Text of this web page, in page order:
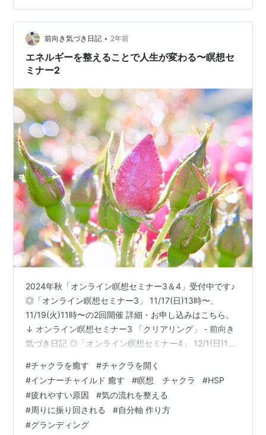
どのエクトプラズムや波動など、 色んな余計なものを吸
い込…
前向き気づき日記 • 2年前
エネルギーを整えることで人生が変わる〜瞑想セ
ミナー2
2024年秋「オンライン瞑想セミナー3＆4」受付中です♪
◎「オンライン瞑想セミナー3」 11/17(日)13時〜、
11/19(火)11時〜の2回開催 詳細・お申し込みはこちら。
↓ オンライン瞑想セミナー3 「クリアリング」 - 前向き
気づき日記 ◎「オンライン瞑想セミナー4」 12/1(日)13
ら。↓ オンライン瞑想セミナー4 「高次元からのメッセ
ージを受け取る」 - 前向き気づき日記 ＊瞑想セミナーは
必ず1から順に受講してください。 ＊夜寝る前に読んでく
ださるみなさま、 投稿が遅くなりお待たせしました
m(__)m 今日も軽やかな…
#チャクラを癒す #チャクラを開く
#インナーチャイルド 癒す #瞑想 チャクラ #HSP
#疲れやすい原因 #気の流れを整える
#周りに振り回される #自分軸 作り方
#グランディング